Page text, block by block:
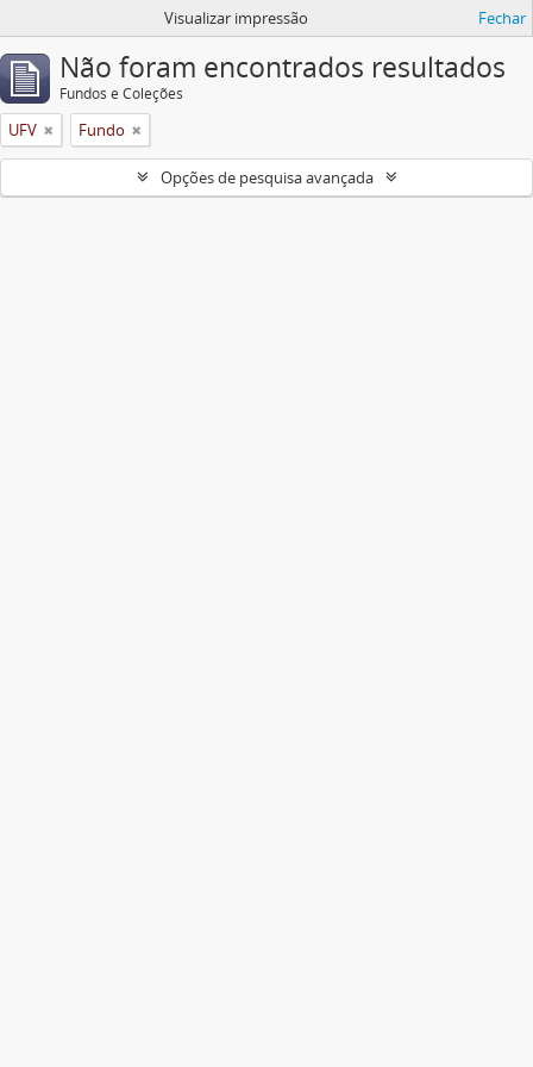
Visualizar impressão Fechar
Não foram encontrados resultados
Fundos e Coleções
UFV Fundo
Opções de pesquisa avançada